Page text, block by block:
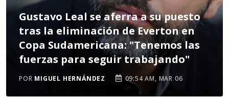
Gustavo Leal se aferra a su puesto
tras la eliminación de Everton en
Copa Sudamericana: "Tenemos las
fuerzas para seguir trabajando"
POR MIGUEL HERNÁNDEZ 09:54 AM, MAR 06